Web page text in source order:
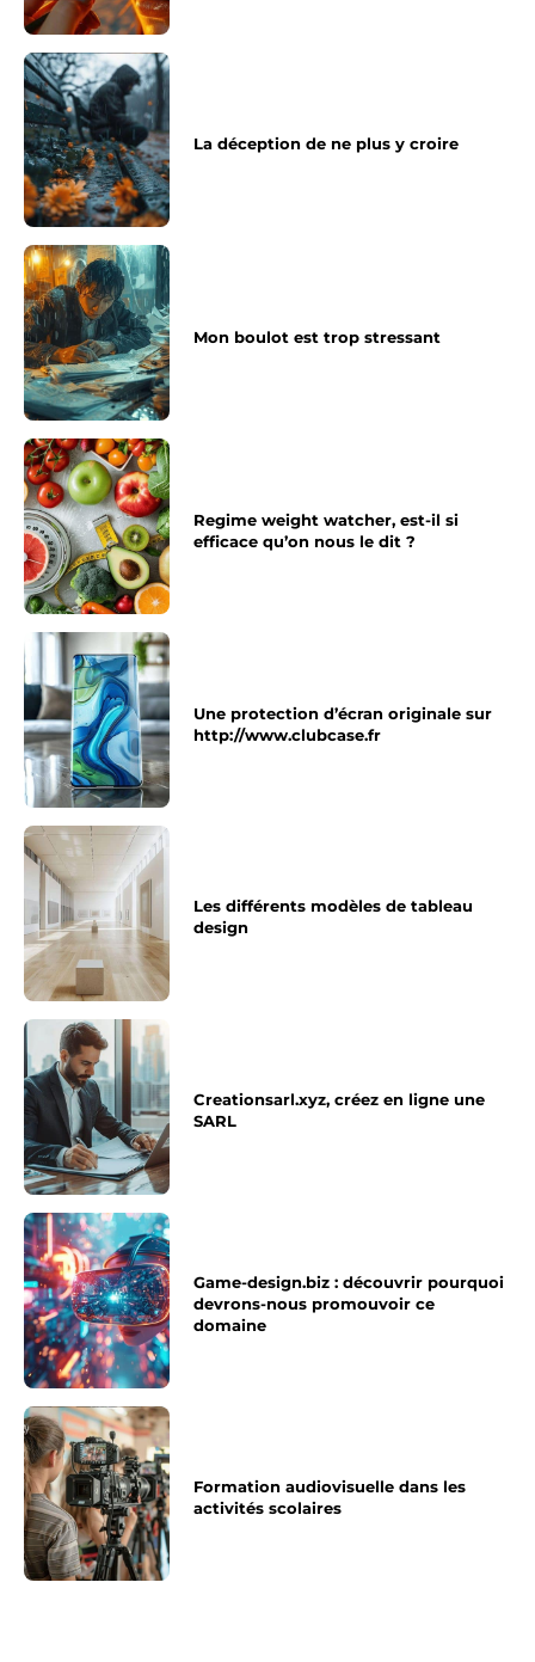
La déception de ne plus y croire
Mon boulot est trop stressant
Regime weight watcher, est-il si
efficace qu’on nous le dit ?
Une protection d’écran originale sur
http://www.clubcase.fr
Les différents modèles de tableau
design
Creationsarl.xyz, créez en ligne une
SARL
Game-design.biz : découvrir pourquoi
devrons-nous promouvoir ce
domaine
Formation audiovisuelle dans les
activités scolaires